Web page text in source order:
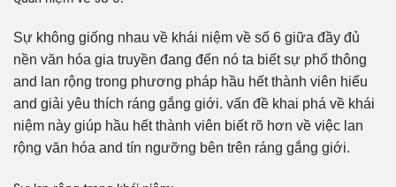
Sự không giống nhau về khái niệm về số 6 giữa đầy đủ
nền văn hóa gia truyền đang đến nó ta biết sự phổ thông
and lan rộng trong phương pháp hầu hết thành viên hiểu
and giải yêu thích ráng gắng giới. vấn đề khai phá về khái
niệm này giúp hầu hết thành viên biết rõ hơn về việc lan
rộng văn hóa and tín ngưỡng bên trên ráng gắng giới.